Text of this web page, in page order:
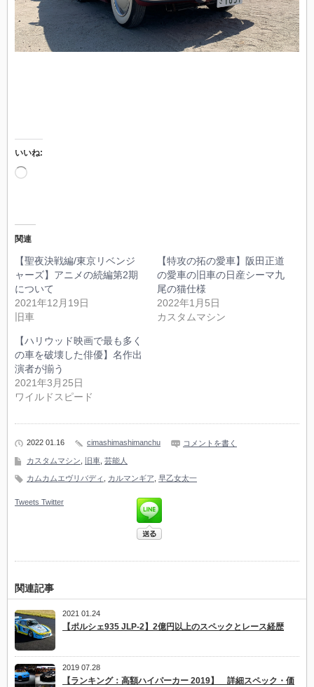
いいね:
読
関連
【聖夜決戦編/東京リベンジ
ャーズ】アニメの続編第2期
について
2021年12月19日
旧車
【特攻の拓の愛車】阪田正道
の愛車の旧車の日産シーマ九
尾の猫仕様
2022年1月5日
カスタムマシン
【ハリウッド映画で最も多く
の車を破壊した俳優】名作出
演者が揃う
2021年3月25日
ワイルドスピード
2022 01.16 cimashimashimanchu コメントを書く
カスタムマシン 旧車 芸能人
カムカムエヴリバディ カルマンギア 早乙女太一
Tweets Twitter
関連記事
2021 01.24
【ポルシェ935 JLP-2】2億円以上のスペックとレース経歴
2019 07.28
【ランキング：高額ハイパーカー 2019】 詳細スペック・価